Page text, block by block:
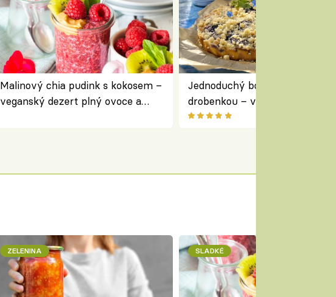
Malinový chia pudink s kokosem –
veganský dezert plný ovoce a
Jednoduchý borůvkový koláč s
drobenkou – vláčný moučník
ovoce
ZELENINA SLADKÉ